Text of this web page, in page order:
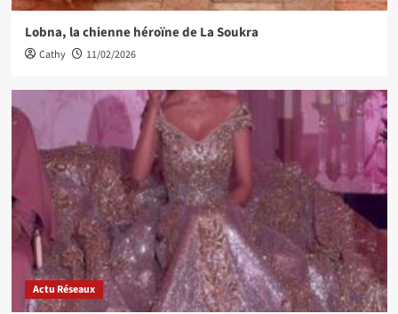
Lobna, la chienne héroïne de La Soukra
Cathy 11/02/2026
Actu Réseaux